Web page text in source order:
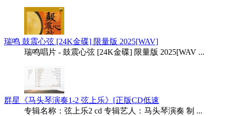
瑞鸣 鼓震心弦 [24K金碟] 限量版 2025[WAV]
瑞鸣唱片 - 鼓震心弦 [24K金碟] 限量版 2025[WAV ...
群星《马头琴演奏1-2 弦上乐》[正版CD低速
专辑名称：弦上乐2 cd 专辑艺人：马头琴演奏 制 ...